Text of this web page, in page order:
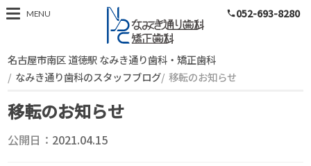
スタッフブログ
MENU phone052-693-8280
名古屋市南区 道徳駅 なみき通り歯科・矯正歯科
なみき通り歯科のスタッフブログ 移転のお知らせ
移転のお知らせ
公開日： 2021.04.15